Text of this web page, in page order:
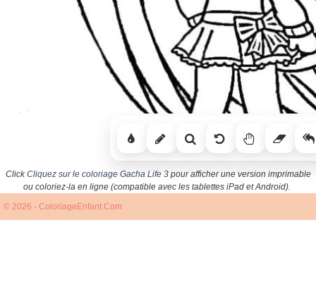
ClickCliquez sur le coloriage Gacha Life 3pour afficher une version imprimable
ou coloriez-la en ligne (compatible avec les tablettes iPad et Android).
© 2026 - ColoriageEnfant.Com